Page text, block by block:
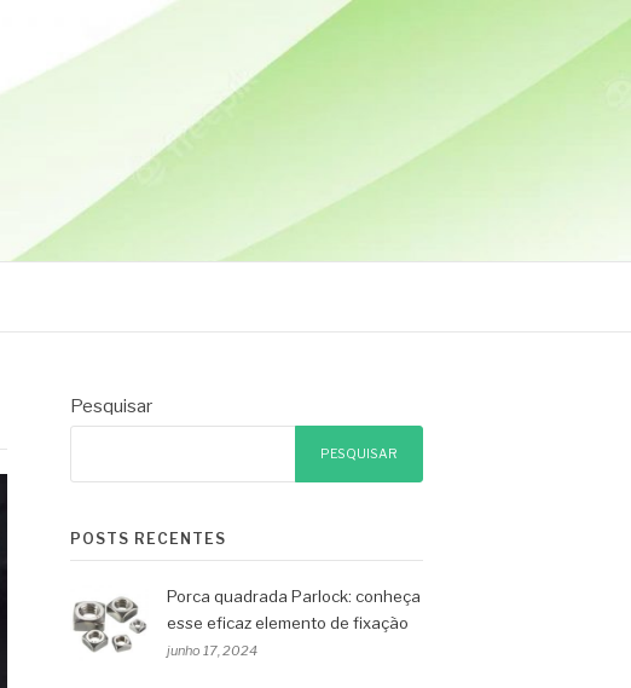
Pesquisar
PESQUISAR
POSTS RECENTES
Porca quadrada Parlock: conheça
esse eficaz elemento de fixação
junho 17, 2024